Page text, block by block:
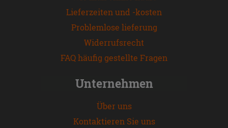
Lieferzeiten und -kosten
Problemlose lieferung
Widerrufsrecht
FAQ häufig gestellte Fragen
Unternehmen
Über uns
Kontaktieren Sie uns